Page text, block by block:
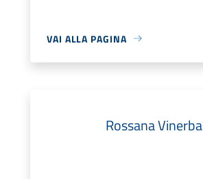
VAI ALLA PAGINA
Rossana Vinerba